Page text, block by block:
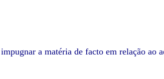
a matéria de facto em relação ao